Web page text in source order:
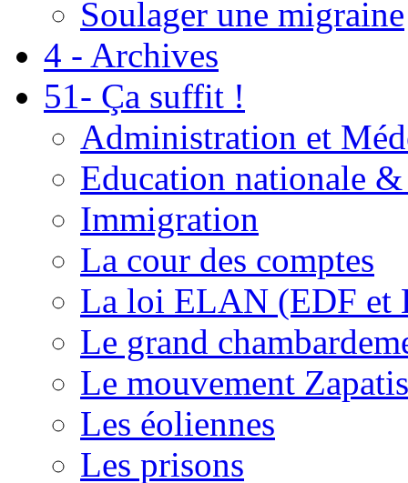
Soulager une migraine
4 - Archives
51- Ça suffit !
Administration et
Education nationale
Immigration
La cour des comptes
La loi ELAN (EDF et
Le grand
Le mouvement
Les éoliennes
Les prisons